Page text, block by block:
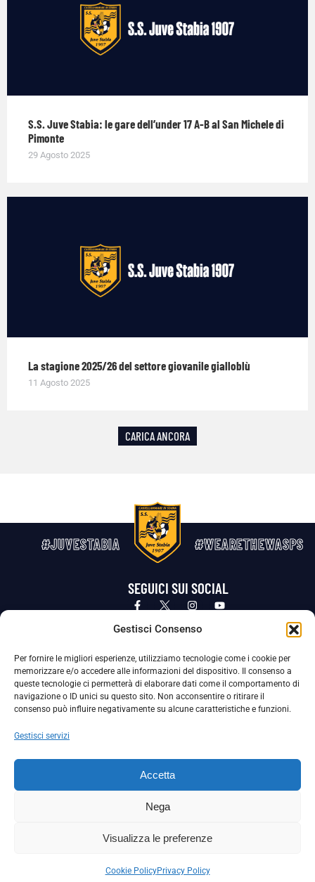
Gestisci Consenso
Per fornire le migliori esperienze, utilizziamo tecnologie come i cookie per
memorizzare e/o accedere alle informazioni del dispositivo. Il consenso a
queste tecnologie ci permetterà di elaborare dati come il comportamento di
navigazione o ID unici su questo sito. Non acconsentire o ritirare il
consenso può influire negativamente su alcune caratteristiche e funzioni.
Gestisci servizi
Accetta
Nega
Visualizza le preferenze
Cookie PolicyPrivacy Policy
S.S. Juve Stabia: le gare dell’under 17 A-B al San Michele di
Pimonte
29 Agosto 2025
La stagione 2025/26 del settore giovanile gialloblù
11 Agosto 2025
CARICA ANCORA
#JUVESTABIA #WEARETHEWASPS
SEGUICI SUI SOCIAL
Privacy Policy Cookie Policy
La Società ha nominato il Responsabile della Protezione dei Dati Personali (DPO), figura specializzata che vigila sulle modalità
adottate dalla nostra Società per tutelare i Suoi dati personali.
Per contattare il DPO può scrivere a
La Società ha inoltre adottato un proprio Codice Etico, consultabile al seguente link:
Scarica il Codice Etico
Copyright © 2024 – S.S. JUVE STABIA 1907 | P.IVA: 04246411211 | Tutti i diritti sono riservati | Made with